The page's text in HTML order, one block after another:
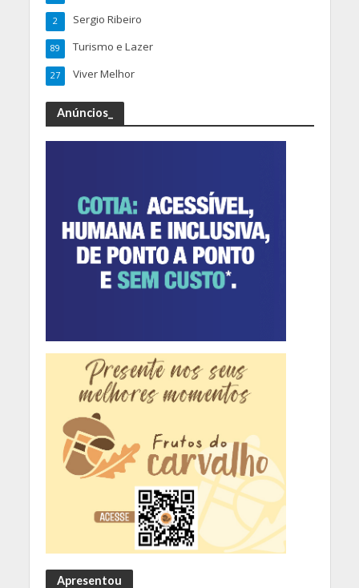
Sergio Ribeiro
2
Turismo e Lazer
89
Viver Melhor
27
Anúncios_
Apresentou